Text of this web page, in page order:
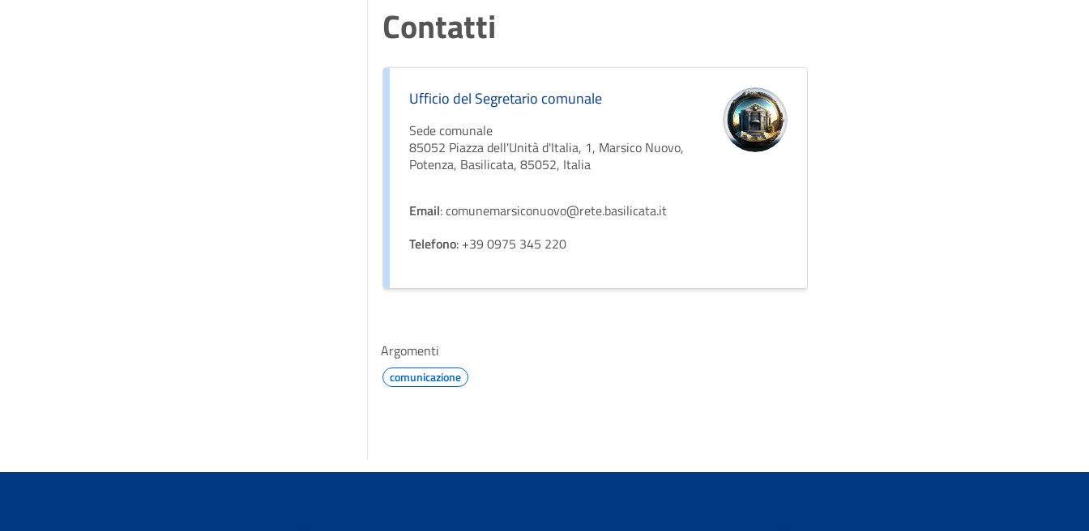
Contatti
Ufficio del Segretario comunale
Sede comunale
85052 Piazza dell'Unità d'Italia, 1, Marsico Nuovo,
Potenza, Basilicata, 85052, Italia
Email: comunemarsiconuovo@rete.basilicata.it
Telefono: +39 0975 345 220
Argomenti
comunicazione